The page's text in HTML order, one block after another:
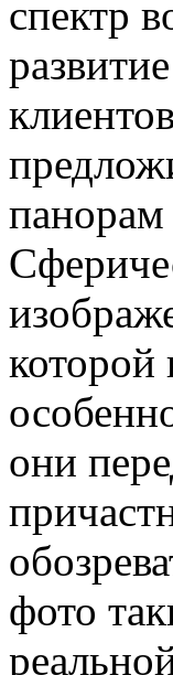
спектр
которой
они
фото